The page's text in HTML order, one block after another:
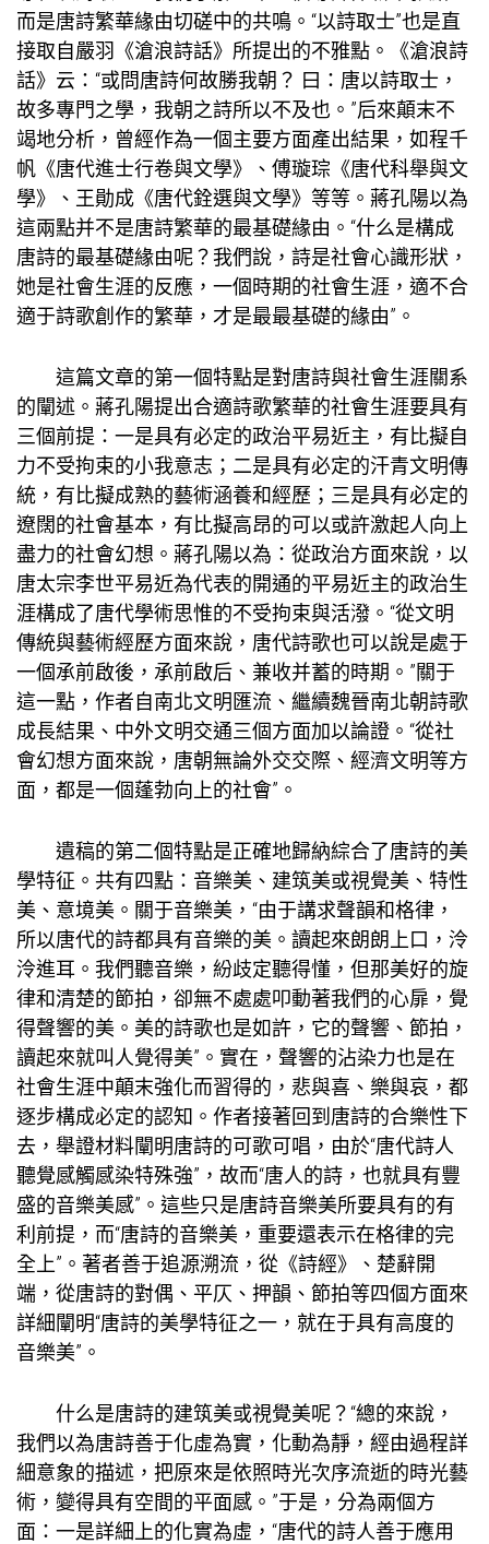
而是唐詩繁華緣由切磋中的共鳴。“以詩取士”也是直
接取自嚴羽《滄浪詩話》所提出的不雅點。《滄浪詩
話》云：“或問唐詩何故勝我朝？ 曰：唐以詩取士，
故多專門之學，我朝之詩所以不及也。”后來顛末不
竭地分析，曾經作為一個主要方面產出結果，如程千
帆《唐代進士行卷與文學》、傅璇琮《唐代科舉與文
學》、王勛成《唐代銓選與文學》等等。蔣孔陽以為
這兩點并不是唐詩繁華的最基礎緣由。“什么是構成
唐詩的最基礎緣由呢？我們說，詩是社會心識形狀，
她是社會生涯的反應，一個時期的社會生涯，適不合
適于詩歌創作的繁華，才是最最基礎的緣由”。
這篇文章的第一個特點是對唐詩與社會生涯關系
的闡述。蔣孔陽提出合適詩歌繁華的社會生涯要具有
三個前提：一是具有必定的政治平易近主，有比擬自
力不受拘束的小我意志；二是具有必定的汗青文明傳
統，有比擬成熟的藝術涵養和經歷；三是具有必定的
遼闊的社會基本，有比擬高昂的可以或許激起人向上
盡力的社會幻想。蔣孔陽以為：從政治方面來說，以
唐太宗李世平易近為代表的開通的平易近主的政治生
涯構成了唐代學術思惟的不受拘束與活潑。“從文明
傳統與藝術經歷方面來說，唐代詩歌也可以說是處于
一個承前啟後，承前啟后、兼收并蓄的時期。”關于
這一點，作者自南北文明匯流、繼續魏晉南北朝詩歌
成長結果、中外文明交通三個方面加以論證。“從社
會幻想方面來說，唐朝無論外交交際、經濟文明等方
面，都是一個蓬勃向上的社會”。
遺稿的第二個特點是正確地歸納綜合了唐詩的美
學特征。共有四點：音樂美、建筑美或視覺美、特性
美、意境美。關于音樂美，“由于講求聲韻和格律，
所以唐代的詩都具有音樂的美。讀起來朗朗上口，泠
泠進耳。我們聽音樂，紛歧定聽得懂，但那美好的旋
律和清楚的節拍，卻無不處處叩動著我們的心扉，覺
得聲響的美。美的詩歌也是如許，它的聲響、節拍，
讀起來就叫人覺得美”。實在，聲響的沾染力也是在
社會生涯中顛末強化而習得的，悲與喜、樂與哀，都
逐步構成必定的認知。作者接著回到唐詩的合樂性下
去，舉證材料闡明唐詩的可歌可唱，由於“唐代詩人
聽覺感觸感染特殊強”，故而“唐人的詩，也就具有豐
盛的音樂美感”。這些只是唐詩音樂美所要具有的有
利前提，而“唐詩的音樂美，重要還表示在格律的完
全上”。著者善于追源溯流，從《詩經》、楚辭開
端，從唐詩的對偶、平仄、押韻、節拍等四個方面來
詳細闡明“唐詩的美學特征之一，就在于具有高度的
音樂美”。
什么是唐詩的建筑美或視覺美呢？“總的來說，
我們以為唐詩善于化虛為實，化動為靜，經由過程詳
細意象的描述，把原來是依照時光次序流逝的時光藝
術，變得具有空間的平面感。”于是，分為兩個方
面：一是詳細上的化實為虛，“唐代的詩人善于應用